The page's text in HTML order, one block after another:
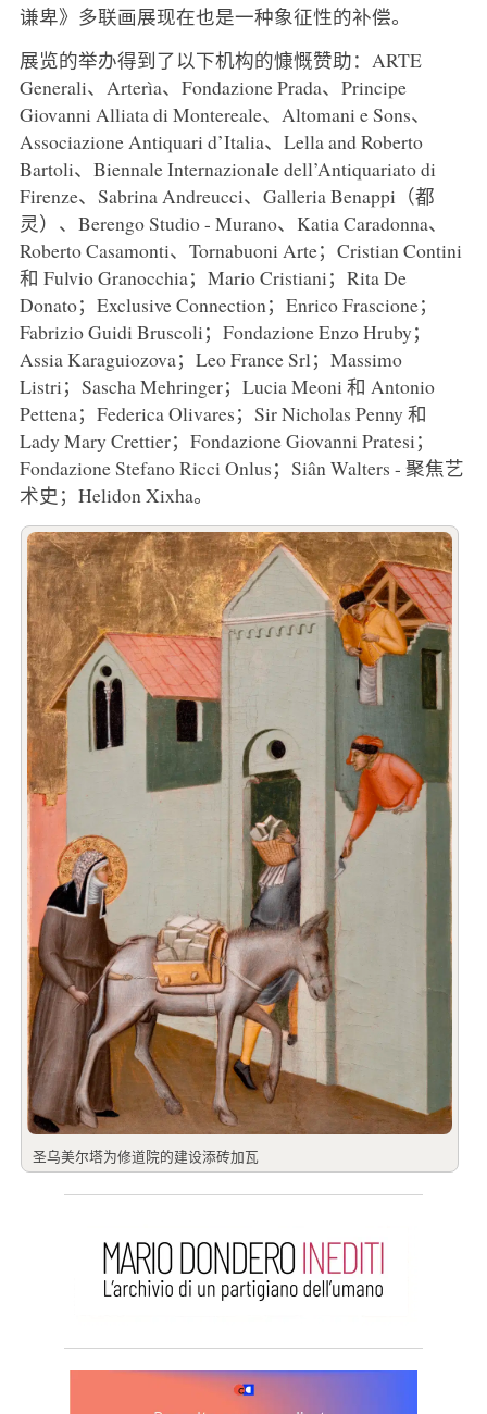
谦卑》多联画展现在也是一种象征性的补偿。
展览的举办得到了以下机构的慷慨赞助：ARTE
Generali、Arterìa、Fondazione Prada、Principe
Giovanni Alliata di Montereale、Altomani e Sons、
Associazione Antiquari d’Italia、Lella and Roberto
Bartoli、Biennale Internazionale dell’Antiquariato di
Firenze、Sabrina Andreucci、Galleria Benappi（都
灵）、Berengo Studio - Murano、Katia Caradonna、
Roberto Casamonti、Tornabuoni Arte；Cristian Contini
和 Fulvio Granocchia；Mario Cristiani；Rita De
Donato；Exclusive Connection；Enrico Frascione；
Fabrizio Guidi Bruscoli；Fondazione Enzo Hruby；
Assia Karaguiozova；Leo France Srl；Massimo
Listri；Sascha Mehringer；Lucia Meoni 和 Antonio
Pettena；Federica Olivares；Sir Nicholas Penny 和
Lady Mary Crettier；Fondazione Giovanni Pratesi；
Fondazione Stefano Ricci Onlus；Siân Walters - 聚焦艺
术史；Helidon Xixha。
圣乌美尔塔为修道院的建设添砖加瓦